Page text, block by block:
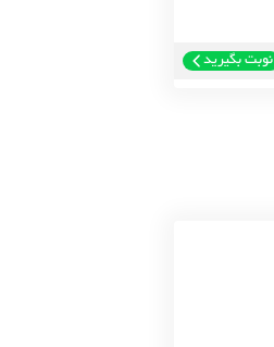
نوبت بگیرید